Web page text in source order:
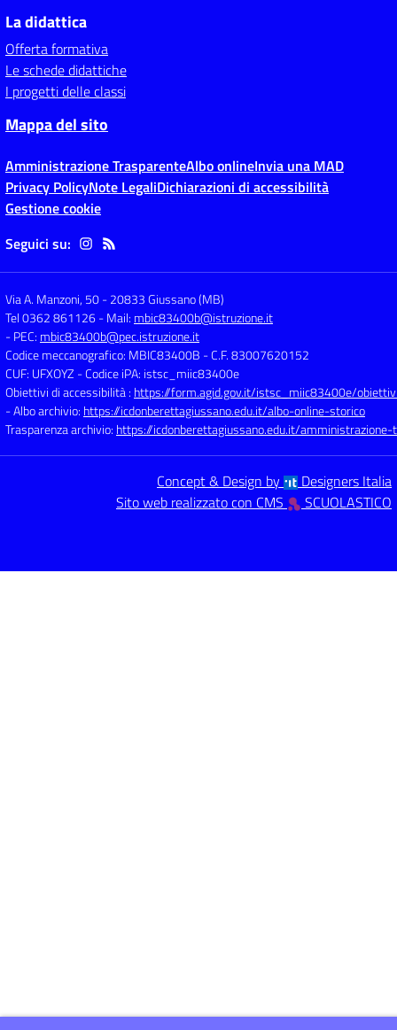
La didattica
Offerta formativa
Le schede didattiche
I progetti delle classi
Mappa del sito
Amministrazione TrasparenteAlbo onlineInvia una MAD
Privacy PolicyNote LegaliDichiarazioni di accessibilità
Gestione cookie
Seguici su:
Via A. Manzoni, 50-20833 Giussano (MB)
Tel 0362 861126- Mail: mbic83400b@istruzione.it
- PEC: mbic83400b@pec.istruzione.it
Codice meccanografico: MBIC83400B - C.F. 83007620152
CUF: UFXOYZ - Codice iPA: istsc_miic83400e
Obiettivi di accessibilità : https://form.agid.gov.it/istsc_miic83400e/
- Albo archivio: https://icdonberettagiussano.edu.it/albo-online-storico
Trasparenza archivio: https://icdonberettagiussano.edu.it/
Concept & Design by
Designers Italia
Sito web realizzato con CMS
SCUOLASTICO